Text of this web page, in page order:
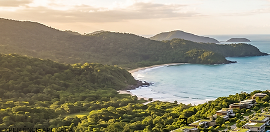
METODOLOGIA PROPRIETÁRIA
KGP Real Estate Intelligence Framework™
Uma metodologia que integra engenharia, território, mercado, legislação, comportamento,
viabilidade e estratégia para transformar informações dispersas em uma decisão tecnicamente
Etapa 01 — Compreensão da demanda
Identificação do objetivo, contexto, riscos, agentes envolvidos e decisão que precisa ser
tomada.
Etapa 02 — Levantamento técnico e documental
Análise das características físicas, jurídicas, urbanísticas, econômicas e mercadológicas do
ativo.
Etapa 03 — Diagnóstico e cenários
Identificação de fragilidades, oportunidades, restrições e alternativas de decisão.
Etapa 04 — Estratégia recomendada
Definição da solução mais adequada, com fundamentos técnicos, riscos e próximos passos.
Etapa 05 — Entrega e acompanhamento
Apresentação do parecer, estudo, laudo ou plano estratégico e apoio durante a tomada de
decisão.
"O cliente não recebe apenas informação. Recebe uma posição técnica fundamentada para
decidir, negociar ou se defender."